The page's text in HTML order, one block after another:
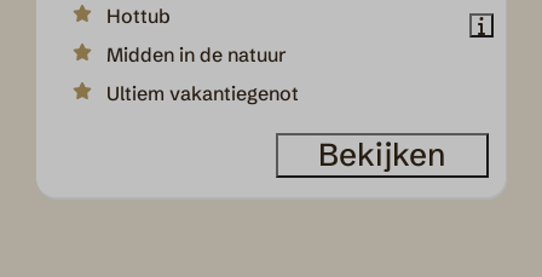
Hottub
Midden in de natuur
Ultiem vakantiegenot
Bekijken